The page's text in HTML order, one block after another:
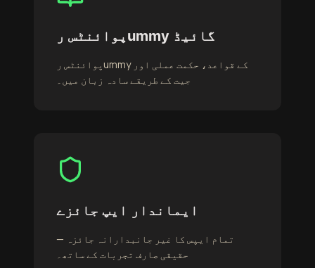
پوائنٹس رummy گائیڈ
پوائنٹس رummy کے قواعد، حکمت عملی اور
جیت کے طریقے سادہ زبان میں۔
ایماندار ایپ جائزے
تمام ایپس کا غیر جانبدارانہ جائزہ —
حقیقی صارف تجربات کے ساتھ۔